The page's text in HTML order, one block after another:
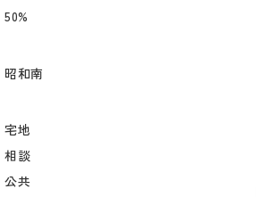
50%
昭和南
宅地
相談
公共